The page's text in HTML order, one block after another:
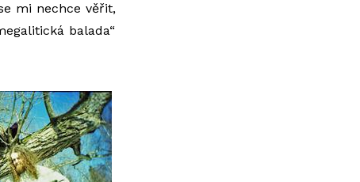
mi nechce věřit,
balada“